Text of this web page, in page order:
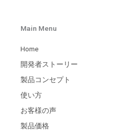
Main Menu
Home
開発者ストーリー
製品コンセプト
使い方
お客様の声
製品価格